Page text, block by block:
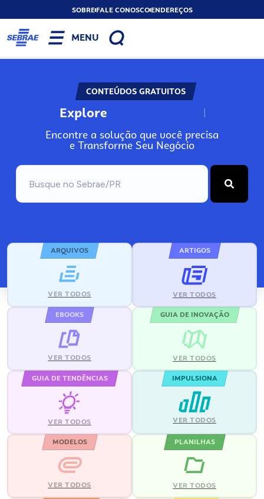
SOBREFALE CONOSCOENDEREÇOS
MENU
CONTEÚDOS GRATUITOS
Explore N
Encontre a solução que você precisa
e Transforme Seu Negócio
ARQUIVOS
VER TODOS
ARTIGOS
VER TODOS
EBOOKS
VER TODOS
GUIA DE INOVAÇÃO
VER TODOS
GUIA DE TENDÊNCIAS
VER TODOS
IMPULSIONA
VER TODOS
MODELOS
VER TODOS
PLANILHAS
VER TODOS